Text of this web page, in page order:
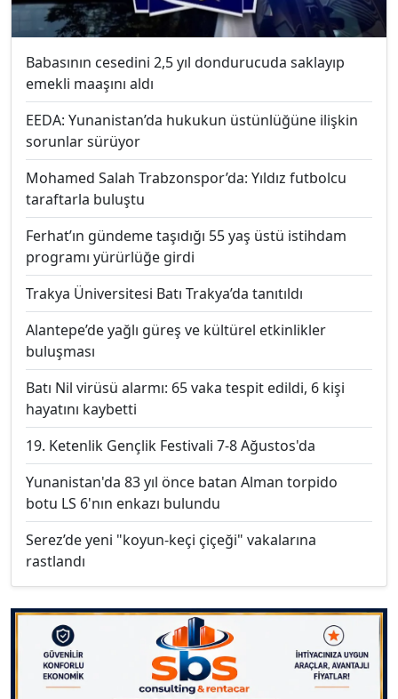
Babasının cesedini 2,5 yıl dondurucuda saklayıp
emekli maaşını aldı
EEDA: Yunanistan’da hukukun üstünlüğüne ilişkin
sorunlar sürüyor
Mohamed Salah Trabzonspor’da: Yıldız futbolcu
taraftarla buluştu
Ferhat’ın gündeme taşıdığı 55 yaş üstü istihdam
programı yürürlüğe girdi
Trakya Üniversitesi Batı Trakya’da tanıtıldı
Alantepe’de yağlı güreş ve kültürel etkinlikler
buluşması
Batı Nil virüsü alarmı: 65 vaka tespit edildi, 6 kişi
hayatını kaybetti
19. Ketenlik Gençlik Festivali 7-8 Ağustos'da
Yunanistan'da 83 yıl önce batan Alman torpido
botu LS 6'nın enkazı bulundu
Serez’de yeni "koyun-keçi çiçeği" vakalarına
rastlandı